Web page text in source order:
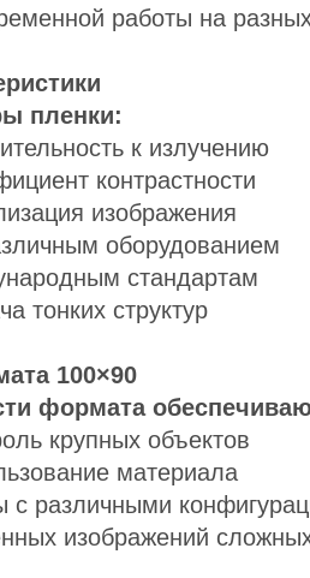
работы на
пленки:
к излучению
контрастности
изображения
оборудованием
стандартам
тонких структур
100×90
формата
крупных объектов
материала
с различными
изображений